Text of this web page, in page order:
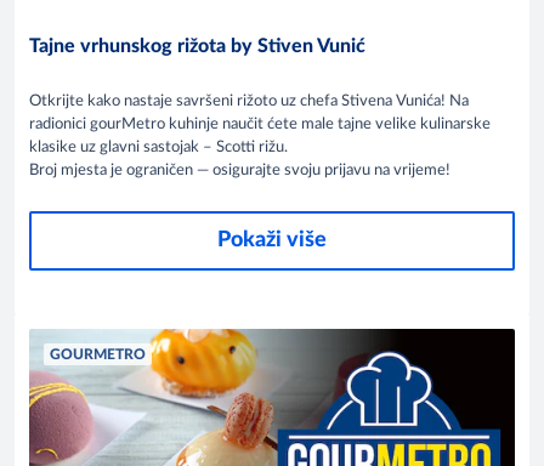
Tajne vrhunskog rižota by Stiven Vunić
Otkrijte kako nastaje savršeni rižoto uz chefa Stivena Vunića! Na
radionici gourMetro kuhinje naučit ćete male tajne velike kulinarske
klasike uz glavni sastojak – Scotti rižu.
Broj mjesta je ograničen — osigurajte svoju prijavu na vrijeme!
Pokaži više
GOURMETRO